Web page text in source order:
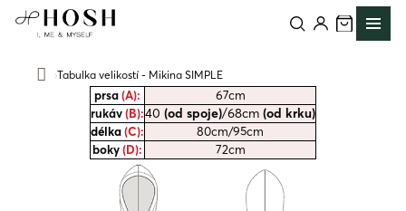
Přejít
Domů
Tabulka velikostí - Mikina SIMPLE
prsa(A):
67cm
rukáv(B):40 (od spoje)/68cm (od krku)
délka(C):
80cm/95cm
boky(D): 72cm